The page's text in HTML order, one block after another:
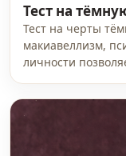
Тест на
Тест на черты
макиавеллизм,
личности